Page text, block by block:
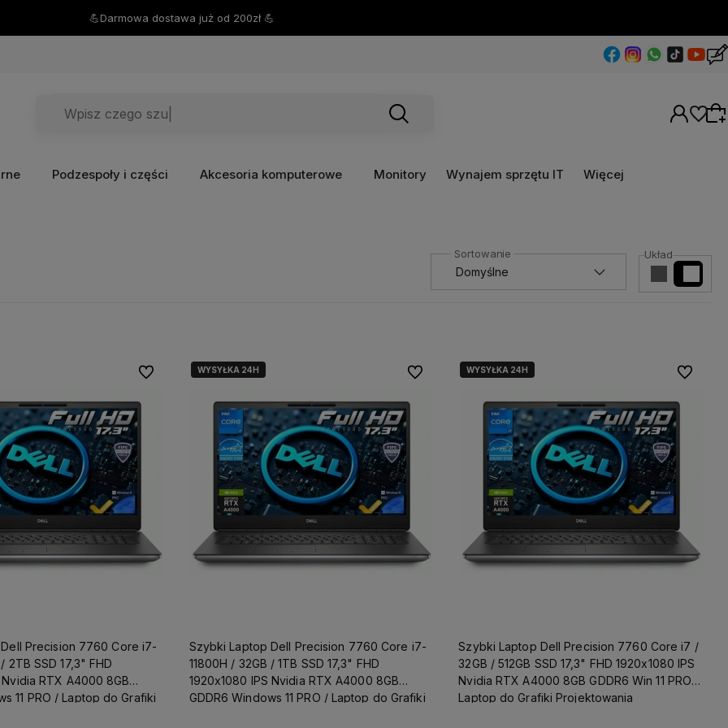
💪Darmowa dostawa już od 200zł 💪
oferty lub zaloguj się, aby przywrócić dodane
produkty do listy z poprzedniej sesji.
Podzespoły i części Akcesoria komputerowe Monitory Wynajem sprzętu IT Więcej
Układ
Precision 7760 Core i7-
2TB SSD 17,3" FHD
RTX A4000 8GB
11 PRO / Laptop do Grafiki
Do ulubionychWYSYŁKA 24H
Szybki Laptop Dell Precision 7760 Core i7-
11800H / 32GB / 1TB SSD 17,3" FHD
1920x1080 IPS Nvidia RTX A4000 8GB
GDDR6 Windows 11 PRO / Laptop do Grafiki
Do ulubionychWYSYŁKA 24H
Szybki Laptop Dell Precision 7760 Core i7 /
32GB / 512GB SSD 17,3" FHD 1920x1080 IPS
Nvidia RTX A4000 8GB GDDR6 Win 11 PRO /
Laptop do Grafiki Projektowania
Do